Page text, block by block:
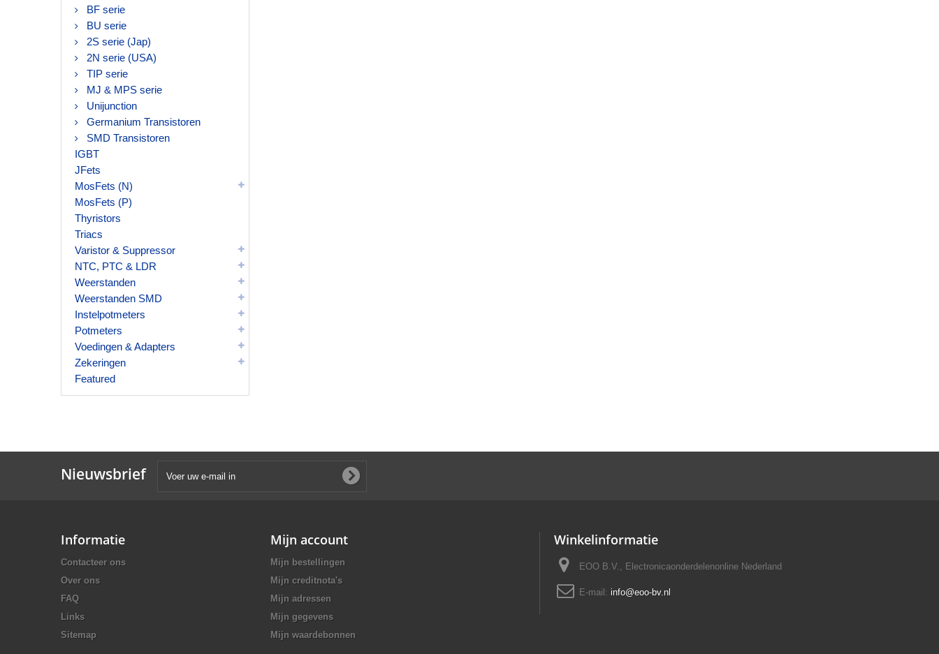
BF serie
BU serie
2S serie (Jap)
2N serie (USA)
TIP serie
MJ & MPS serie
Unijunction
Germanium Transistoren
SMD Transistoren
IGBT
JFets
MosFets (N)
MosFets (P)
Thyristors
Triacs
Varistor & Suppressor
NTC, PTC & LDR
Weerstanden
Weerstanden SMD
Instelpotmeters
Potmeters
Voedingen & Adapters
Zekeringen
Featured
Nieuwsbrief
Informatie
Contacteer ons
Over ons
FAQ
Links
Sitemap
Mijn account
Mijn bestellingen
Mijn creditnota's
Mijn adressen
Mijn gegevens
Mijn waardebonnen
Winkelinformatie
EOO B.V., Electronicaonderdelenonline Nederland
E-mail: info@eoo-bv.nl